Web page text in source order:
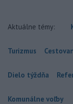
Aktuálne témy:
Turizmus
Dielo týždňa
Komunálne voľby